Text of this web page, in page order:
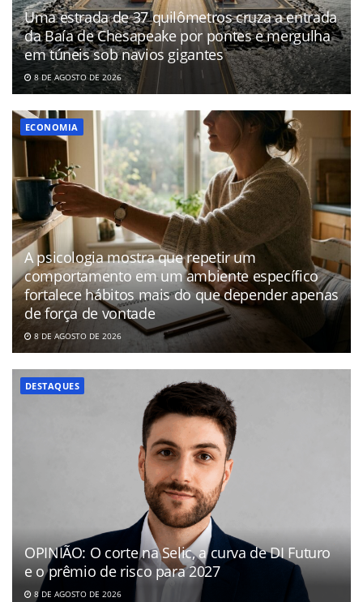
Uma estrada de 37 quilômetros cruza a entrada
da Baía de Chesapeake por pontes e mergulha
em túneis sob navios gigantes
8 DE AGOSTO DE 2026
ECONOMIA
A psicologia mostra que repetir um
comportamento em um ambiente específico
fortalece hábitos mais do que depender apenas
de força de vontade
8 DE AGOSTO DE 2026
DESTAQUES
OPINIÃO: O corte na Selic, a curva de DI Futuro
e o prêmio de risco para 2027
8 DE AGOSTO DE 2026